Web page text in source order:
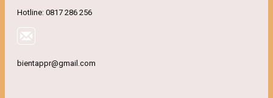
Hotline: 0817 286 256
bientappr@gmail.com